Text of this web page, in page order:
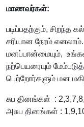
மாணவர்கள்:
படிப்பதற்கும், சிறந்த
சரியான நேரம்
மனப்பான்மையும்,
நற்பெயரையும்
பெற்றோர்களும் மன
சுப தினங்கள் :
அசுப தினங்கள் :